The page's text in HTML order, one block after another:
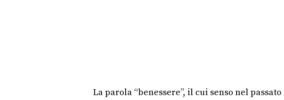
La parola “benessere”, il cui senso nel